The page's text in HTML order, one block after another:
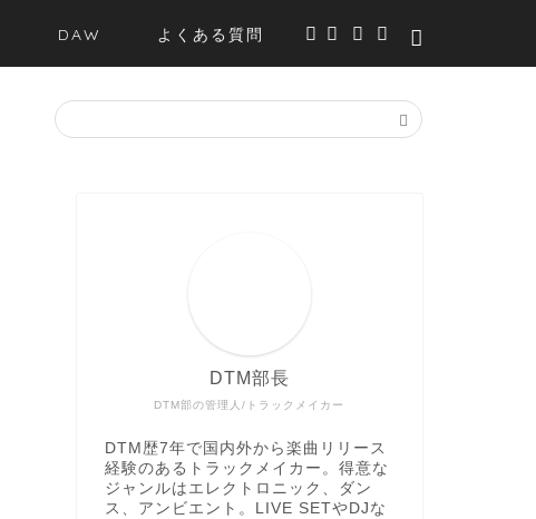
DAW よくある質問
DTM部の管理人/トラックメイカー
DTM部長
DTM歴7年で国内外から楽曲リリース
経験のあるトラックメイカー。得意な
ジャンルはエレクトロニック、ダン
ス、アンビエント。LIVE SETやDJな